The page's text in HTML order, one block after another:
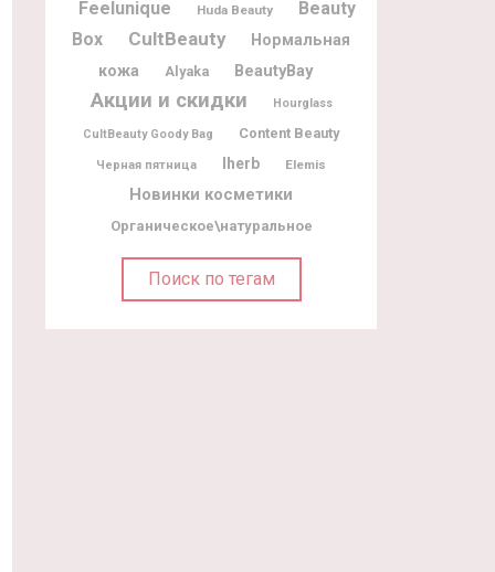
Feelunique Huda Beauty
Beauty
Box
CultBeauty
Нормальная
кожа
Alyaka BeautyBay
Акции и скидки Hourglass
CultBeauty Goody Bag Content Beauty
Черная пятница Iherb Elemis
Новинки косметики
Органическое\натуральное
Поиск по тегам